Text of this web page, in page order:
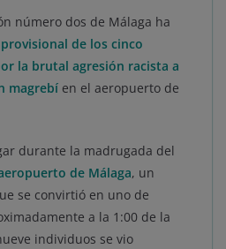
número dos de Málaga ha
de los cinco
la brutal agresión racista a
magrebí en el aeropuerto de
durante la madrugada del
de Málaga, un
se convirtió en uno de
a la 1:00 de la
individuos se vio